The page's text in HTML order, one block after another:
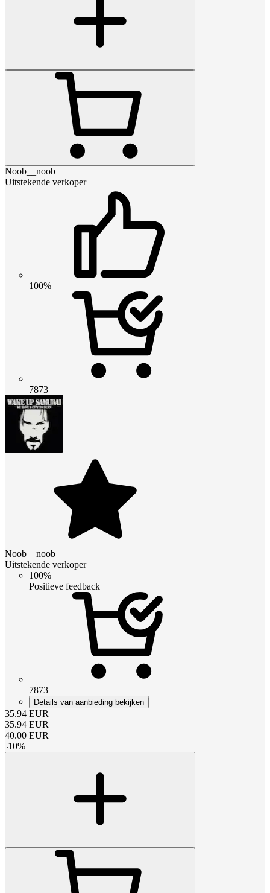
Noob__noob
Uitstekende verkoper
100%
7873
Noob__noob
Uitstekende verkoper
100%
Positieve feedback
7873
Details van aanbieding bekijken
35.94 EUR
35.94 EUR
40.00 EUR
-10%